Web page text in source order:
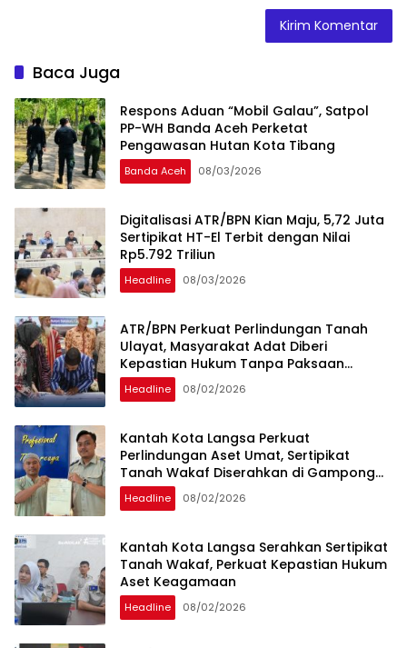
Baca Juga
Respons Aduan “Mobil Galau”, Satpol
PP-WH Banda Aceh Perketat
Pengawasan Hutan Kota Tibang
Banda Aceh 08/03/2026
Digitalisasi ATR/BPN Kian Maju, 5,72 Juta
Sertipikat HT-El Terbit dengan Nilai
Rp5.792 Triliun
Headline 08/03/2026
ATR/BPN Perkuat Perlindungan Tanah
Ulayat, Masyarakat Adat Diberi
Kepastian Hukum Tanpa Paksaan
Sertipikasi
Headline 08/02/2026
Kantah Kota Langsa Perkuat
Perlindungan Aset Umat, Sertipikat
Tanah Wakaf Diserahkan di Gampong
Karang Anyar
Headline 08/02/2026
Kantah Kota Langsa Serahkan Sertipikat
Tanah Wakaf, Perkuat Kepastian Hukum
Aset Keagamaan
Headline 08/02/2026